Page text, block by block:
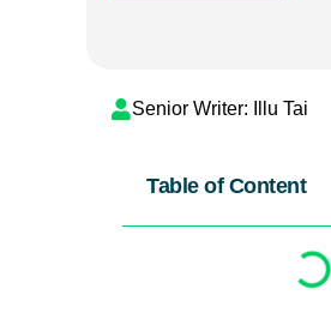
Senior Writer: Illu Tai
Table of Content